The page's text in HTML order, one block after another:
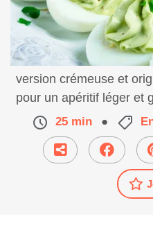
Découvrez les œufs
version crémeuse et
pour un apéritif léger et
25 min ●